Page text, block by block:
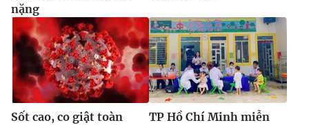
nặng
Sốt cao, co giật toàn
TP Hồ Chí Minh miễn